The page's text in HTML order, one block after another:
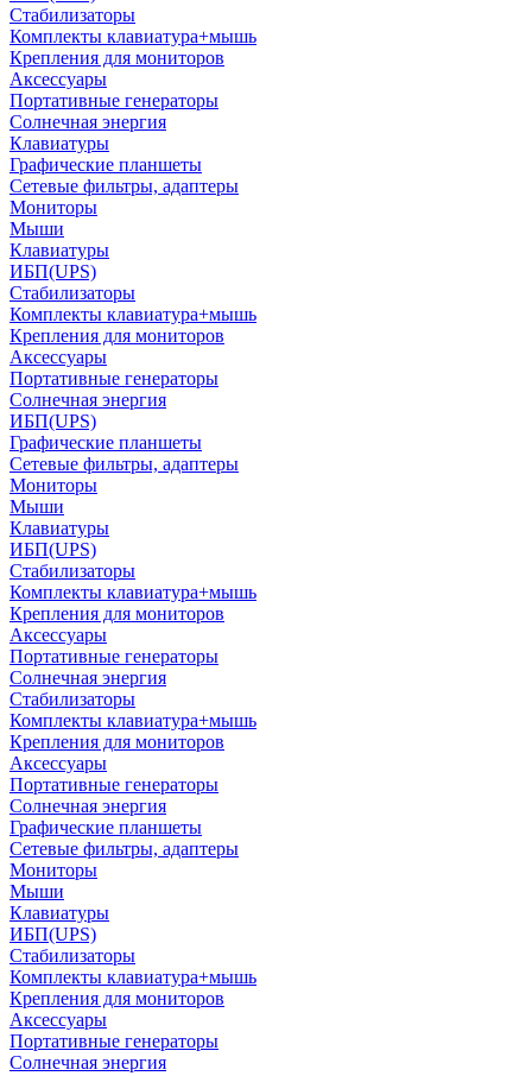
Стабилизаторы
Комплекты клавиатура+мышь
Крепления для мониторов
Аксессуары
Портативные генераторы
Солнечная энергия
Клавиатуры
Графические планшеты
Сетевые фильтры, адаптеры
Мониторы
Мыши
Клавиатуры
ИБП(UPS)
Стабилизаторы
Комплекты клавиатура+мышь
Крепления для мониторов
Аксессуары
Портативные генераторы
Солнечная энергия
ИБП(UPS)
Графические планшеты
Сетевые фильтры, адаптеры
Мониторы
Мыши
Клавиатуры
ИБП(UPS)
Стабилизаторы
Комплекты клавиатура+мышь
Крепления для мониторов
Аксессуары
Портативные генераторы
Солнечная энергия
Стабилизаторы
Комплекты клавиатура+мышь
Крепления для мониторов
Аксессуары
Портативные генераторы
Солнечная энергия
Графические планшеты
Сетевые фильтры, адаптеры
Мониторы
Мыши
Клавиатуры
ИБП(UPS)
Стабилизаторы
Комплекты клавиатура+мышь
Крепления для мониторов
Аксессуары
Портативные генераторы
Солнечная энергия